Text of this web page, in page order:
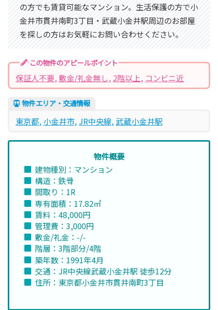
の方でも賃貸可能なマンション。生活保護の方で小
金井市貫井南町3丁目・武蔵小金井駅周辺のお部屋
を探しの方はお気軽にお問い合わせください。
この物件のアピールポイント
保証人不要, 敷金/礼金無し, 2階以上, コンビニ近
物件エリア・交通情報
東京都, 小金井市, JR中央線, 武蔵小金井駅
物件概要
建物種別：マンション
構造：鉄骨
間取り：1R
専有面積：17.82㎡
賃料：48,000円
管理費：3,000円
敷金/礼金：-/-
階層：3階部分/4階
築年数：1991年4月
交通：JR中央線武蔵小金井駅 徒歩12分
住所：東京都小金井市貫井南町3丁目